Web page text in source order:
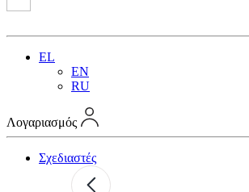
EL
EN
RU
Λογαριασμός
Σχεδιαστές